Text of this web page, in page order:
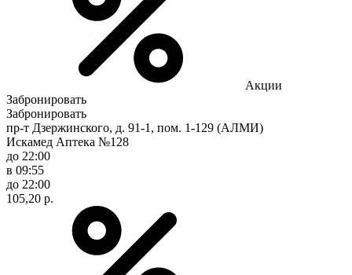
Акции
Забронировать
Забронировать
пр-т Дзержинского, д. 91-1, пом. 1-129 (АЛМИ)
Искамед Аптека №128
до 22:00
в 09:55
до 22:00
105,20 р.